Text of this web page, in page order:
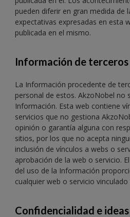
pueden diferir en gran medida de
expectativas expresadas en esta
publicada en el mismo.
Información de terceros
La Información procedente de
personal de estos. AkzoNobel no
Información. Esta web contiene
servicios que no gestiona
opinión o garantía alguna con
sitios, por los que no acepta
inclusión de vínculos a webs o
aprobación de la web o servicio.
del uso de la Información
cualquier web o servicio vinculado
Confidencialidad e